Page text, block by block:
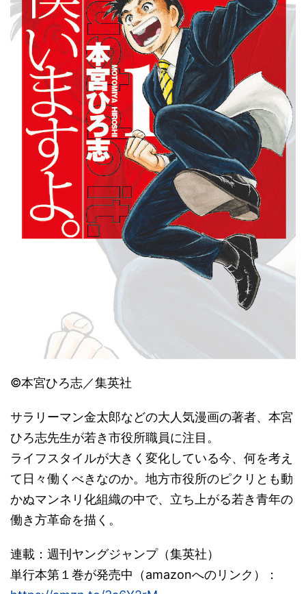
©本宮ひろ志／集英社
サラリーマン金太郎などの大人気漫画の著者、本宮
ひろ志先生が若き市役所職員に注目。
ライフスタイルが大きく変化している今、何を考え
て日々働くべきなのか。地方市役所のピクリとも動
かぬマンネリ化組織の中で、立ち上がる若き青年の
働き方革命を描く。
連載：週刊ヤングジャンプ（集英社）
単行本第１巻が発売中（amazonへのリンク）：